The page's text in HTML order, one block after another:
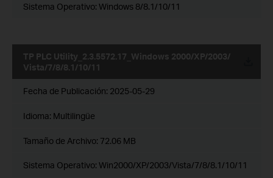
Sistema Operativo: Windows 8/8.1/10/11
TP PLC Utility_2.3.5572.17_Windows 2000/XP/2003/
Vista/7/8/8.1/10/11
Fecha de Publicación: 2025-05-29
Idioma: Multilingüe
Tamaño de Archivo: 72.06 MB
Sistema Operativo: Win2000/XP/2003/Vista/7/8/8.1/10/11